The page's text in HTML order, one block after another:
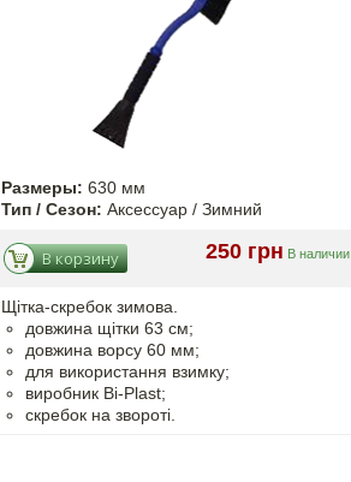
Размеры: 630 мм
Тип / Сезон: Аксессуар / Зимний
250 грн В наличии
В корзину
Щітка-скребок зимова.
довжина щітки 63 см;
довжина ворсу 60 мм;
для використання взимку;
виробник Bi-Plast;
скребок на звороті.